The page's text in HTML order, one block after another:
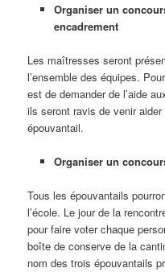
Organiser un
encadrement
Les maîtresses seront
l’ensemble des équipes.
est de demander de l’aide
ils seront ravis de venir
épouvantail.
Organiser un
Tous les épouvantails
l’école. Le jour de la
pour faire voter chaque
boîte de conserve de la
nom des trois épouvantails